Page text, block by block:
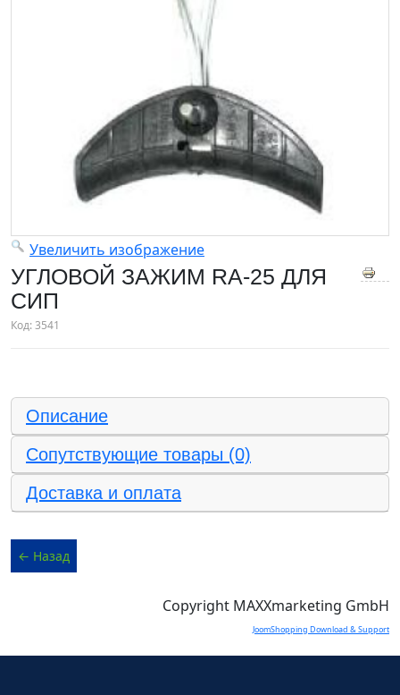
Увеличить изображение
УГЛОВОЙ ЗАЖИМ RA-25 ДЛЯ
СИП
Код:3541
Описание
Сопутствующие товары (0)
Доставка и оплата
Copyright MAXXmarketing GmbH
JoomShopping Download & Support